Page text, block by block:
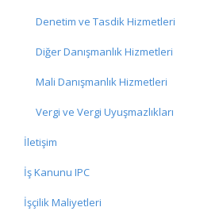
Denetim ve Tasdik Hizmetleri
Diğer Danışmanlık Hizmetleri
Mali Danışmanlık Hizmetleri
Vergi ve Vergi Uyuşmazlıkları
İletişim
İş Kanunu IPC
İşçilik Maliyetleri